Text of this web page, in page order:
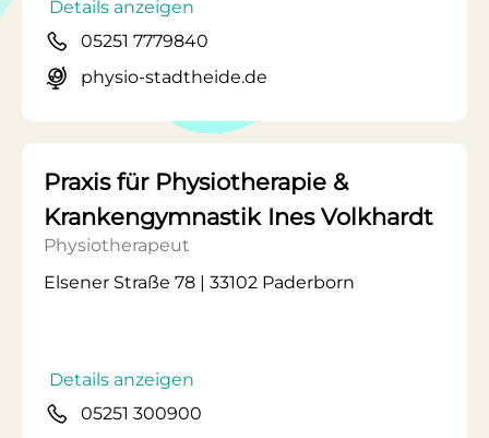
Details anzeigen
05251 7779840
physio-stadtheide.de
Praxis für Physiotherapie &
Krankengymnastik Ines Volkhardt
Physiotherapeut
Elsener Straße 78 | 33102 Paderborn
Details anzeigen
05251 300900